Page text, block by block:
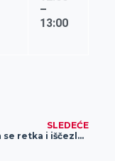
–
13:00
SLEDEĆE
Pojavila se retka i iščezla vrsta orla u Specijalnom rezervatu prirode „Ritovi donjeg potisja“